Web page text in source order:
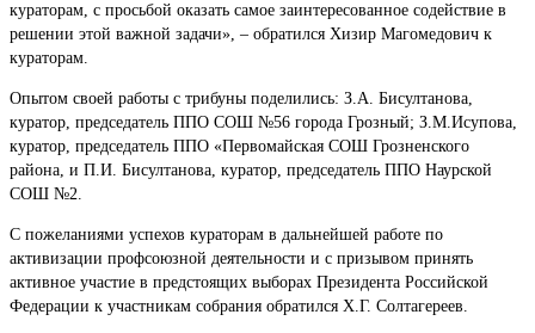
кураторам, с просьбой оказать самое заинтересованное содействие в
решении этой важной задачи», – обратился Хизир Магомедович к
кураторам.
Опытом своей работы с трибуны поделились: З.А. Бисултанова,
куратор, председатель ППО СОШ №56 города Грозный; З.М.Исупова,
куратор, председатель ППО «Первомайская СОШ Грозненского
района, и П.И. Бисултанова, куратор, председатель ППО Наурской
СОШ №2.
С пожеланиями успехов кураторам в дальнейшей работе по
активизации профсоюзной деятельности и с призывом принять
активное участие в предстоящих выборах Президента Российской
Федерации к участникам собрания обратился Х.Г. Солтагереев.